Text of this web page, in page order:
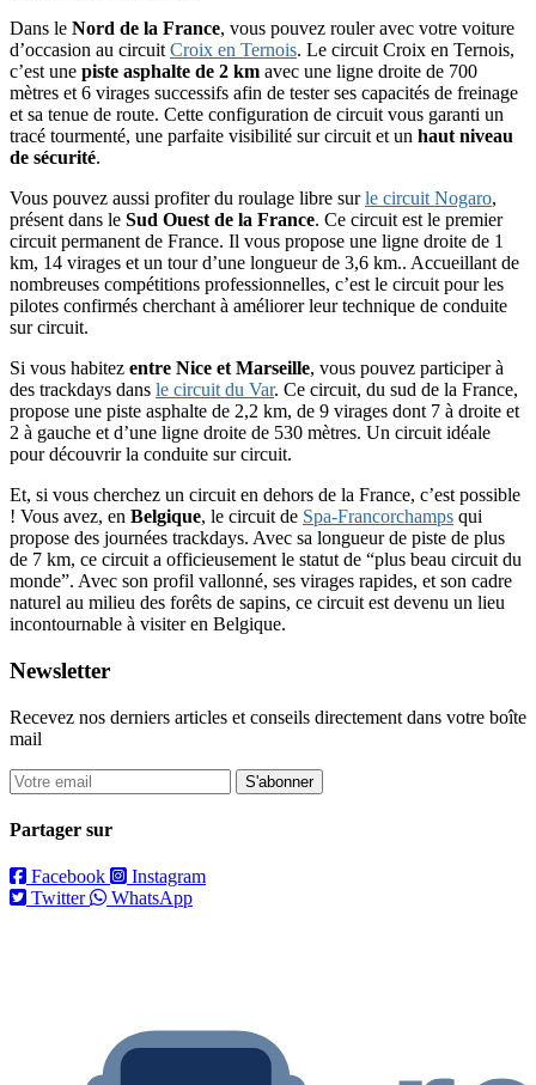
Dans le Nord de la France, vous pouvez rouler avec votre voiture
d’occasion au circuitCroix en Ternois. Le circuit Croix en Ternois,
c’est une piste asphalte de 2 km avec une ligne droite de 700
mètres et 6 virages successifs afin de tester ses capacités de freinage
et sa tenue de route. Cette configuration de circuit vous garanti un
tracé tourmenté, une parfaite visibilité sur circuit et un haut niveau
de sécurité.
Vous pouvez aussi profiter du roulage libre surle circuit Nogaro,
présent dans le Sud Ouest de la France. Ce circuit est le premier
circuit permanent de France. Il vous propose une ligne droite de 1
km, 14 virages et un tour d’une longueur de 3,6 km.. Accueillant de
nombreuses compétitions professionnelles, c’est le circuit pour les
pilotes confirmés cherchant à améliorer leur technique de conduite
sur circuit.
Si vous habitez entre Nice et Marseille, vous pouvez participer à
des trackdays dans le circuit du Var. Ce circuit, du sud de la France,
propose une piste asphalte de 2,2 km, de 9 virages dont 7 à droite et
2 à gauche et d’une ligne droite de 530 mètres. Un circuit idéale
pour découvrir la conduite sur circuit.
Et, si vous cherchez un circuit en dehors de la France, c’est possible
! Vous avez, en Belgique, le circuit de Spa-Francorchamps qui
propose des journées trackdays. Avec sa longueur de piste de plus
de 7 km, ce circuit a officieusement le statut de “plus beau circuit du
monde”. Avec son profil vallonné, ses virages rapides, et son cadre
naturel au milieu des forêts de sapins, ce circuit est devenu un lieu
incontournable à visiter en Belgique.
Newsletter
Recevez nos derniers articles et conseils directement dans votre boîte
mail
S'abonner
Partager sur
Facebook
Instagram
Twitter
WhatsApp